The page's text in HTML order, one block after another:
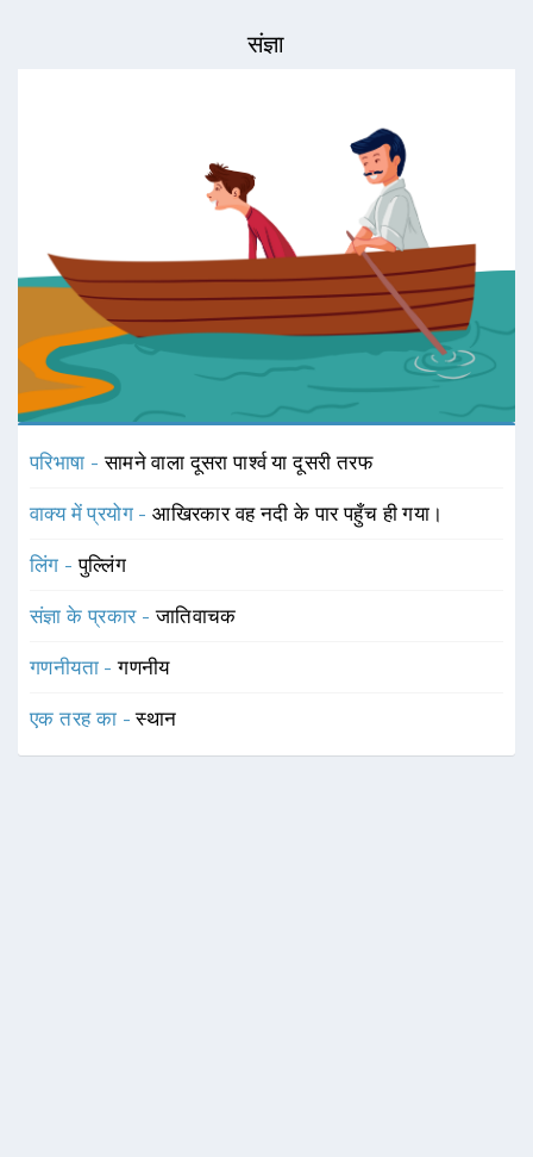
संज्ञा
परिभाषा -सामने वाला दूसरा पार्श्व या दूसरी तरफ
वाक्य में प्रयोग -आखिरकार वह नदी के पार पहुँच ही गया।
लिंग -पुल्लिंग
संज्ञा के प्रकार -जातिवाचक
गणनीयता -गणनीय
एक तरह का -स्थान